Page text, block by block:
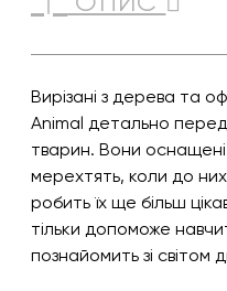
Вирізані з дерева та
Animal детально
тварин. Вони
мерехтять, коли до
робить їх ще більш
тільки допоможе
познайомить зі світом